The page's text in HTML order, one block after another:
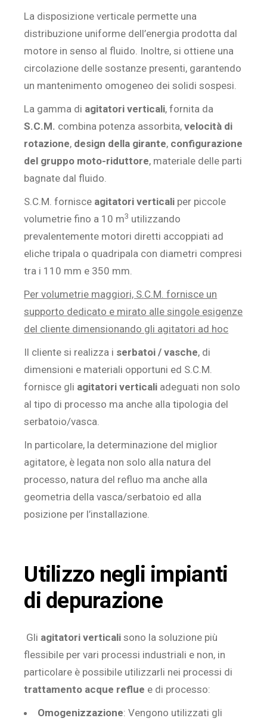
La disposizione verticale permette una
distribuzione uniforme dell’energia prodotta dal
motore in senso al fluido. Inoltre, si ottiene una
circolazione delle sostanze presenti, garantendo
un mantenimento omogeneo dei solidi sospesi.
La gamma di agitatori verticali, fornita da
S.C.M. combina potenza assorbita,velocità di
rotazione, design della girante, configurazione
del gruppo moto-riduttore, materiale delle parti
bagnate dal fluido.
S.C.M. fornisce agitatori verticali per piccole
volumetrie fino a 10 m3 utilizzando
prevalentemente motori diretti accoppiati ad
eliche tripala o quadripala con diametri compresi
tra i 110 mm e 350 mm.
Per volumetrie maggiori, S.C.M. fornisce un
supporto dedicato e mirato alle singole esigenze
del cliente dimensionando gli agitatori ad hoc
Il cliente si realizza i serbatoi / vasche, di
dimensioni e materiali opportuni ed S.C.M.
fornisce gli agitatori verticali adeguati non solo
al tipo di processo ma anche alla tipologia del
serbatoio/vasca.
In particolare, la determinazione del miglior
agitatore, è legata non solo alla natura del
processo, natura del refluo ma anche alla
geometria della vasca/serbatoio ed alla
posizione per l’installazione.
Utilizzo negli impianti
di depurazione
Gli agitatori verticali sono la soluzione più
flessibile per vari processi industriali e non, in
particolare è possibile utilizzarli nei processi di
trattamento acque reflue e di processo:
Omogenizzazione: Vengono utilizzati gli